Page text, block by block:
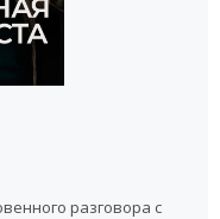
разговора с